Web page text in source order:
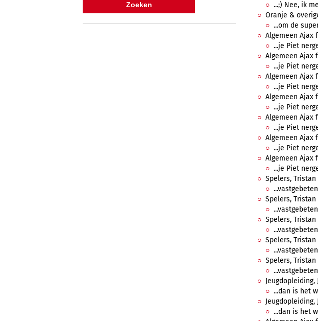
...;) Nee, ik
Oranje &
...om de
Algemeen Ajax
...je Piet
Algemeen Ajax
...je Piet
Algemeen Ajax
...je Piet
Algemeen Ajax
...je Piet
Algemeen Ajax
...je Piet
Algemeen Ajax
...je Piet
Algemeen Ajax
...je Piet
Spelers, Tristan
Spelers, Tristan
Spelers, Tristan
Spelers, Tristan
Spelers, Tristan
Jeugdopleiding,
...dan is het
Jeugdopleiding,
...dan is het